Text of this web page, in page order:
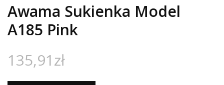
Awama Sukienka Model
A185 Pink
135,91zł